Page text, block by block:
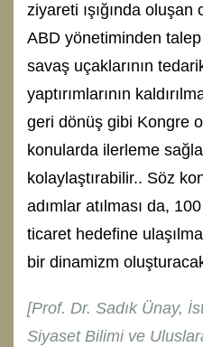
ziyareti ışığında
ABD yönetiminden
savaş uçaklarının
yaptırımlarının
geri dönüş gibi Kongre
konularda ilerleme
kolaylaştırabilir.. Söz
adımlar atılması da,
ticaret hedefine
bir dinamizm
[Prof. Dr. Sadık Ünay,
Siyaset Bilimi ve